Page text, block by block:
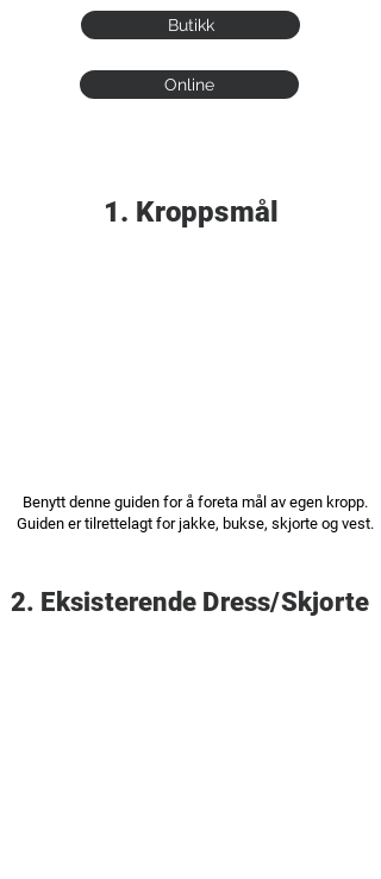
Butikk
Online
1. Kroppsmål
Benytt denne guiden for å foreta mål av egen kropp.
Guiden er tilrettelagt for jakke, bukse, skjorte og vest.
2. Eksisterende Dress/Skjorte